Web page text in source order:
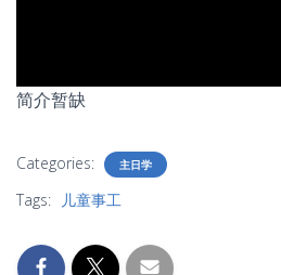
简介暂缺
Categories: 主日学
Tags: 儿童事工